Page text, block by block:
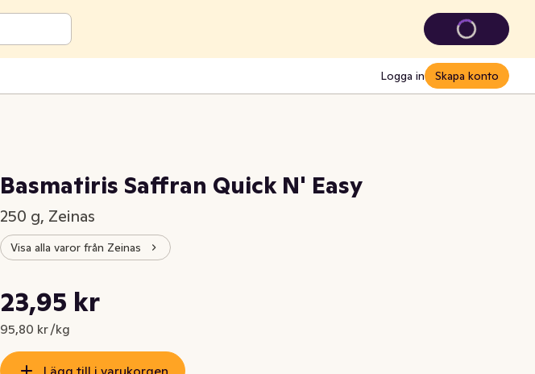
Logga in Skapa konto
Basmatiris Saffran Quick N' Easy
250 g, Zeinas
Visa alla varor från Zeinas
Nuvarande pris är: 23,95 kr
23,95 kr
95,80 kr /kg
Styckpris: 95,80 kr /kg
Lägg till i varukorgen